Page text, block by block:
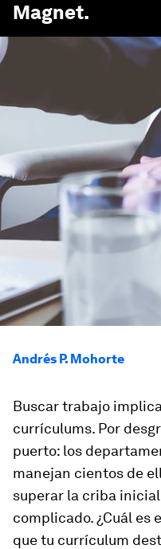
Magnet.
Andrés P. Mohorte
Buscar trabajo
currículums. Por
puerto: los
manejan cientos de
superar la criba
complicado. ¿Cuál es
que tu currículum